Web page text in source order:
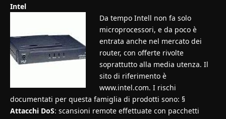
Intel
Da tempo Intell non fa solo
microprocessori, e da poco è
entrata anche nel mercato dei
router, con offerte rivolte
soprattutto alla media utenza. Il
sito di riferimento è
www.intel.com. I rischi
documentati per questa famiglia di prodotti sono: §
Attacchi DoS: scansioni remote effettuate con pacchetti